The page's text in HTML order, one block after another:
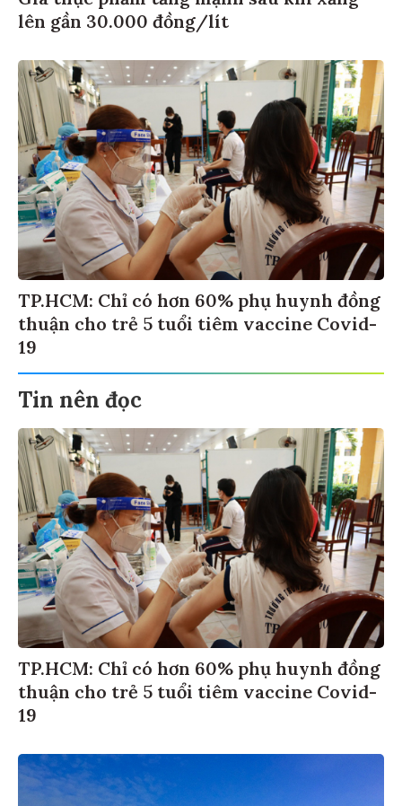
lên gần 30.000 đồng/lít
TP.HCM: Chỉ có hơn 60% phụ huynh đồng
thuận cho trẻ 5 tuổi tiêm vaccine Covid-
19
Tin nên đọc
TP.HCM: Chỉ có hơn 60% phụ huynh đồng
thuận cho trẻ 5 tuổi tiêm vaccine Covid-
19